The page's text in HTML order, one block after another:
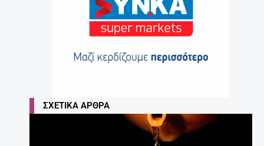
ΣΧΕΤΙΚΆ ΆΡΘΡΑ